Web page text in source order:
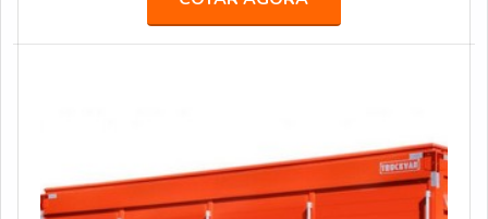
grandes agências de comunicação, propaganda,
publicidade e live marketing, como África, BFerraz,